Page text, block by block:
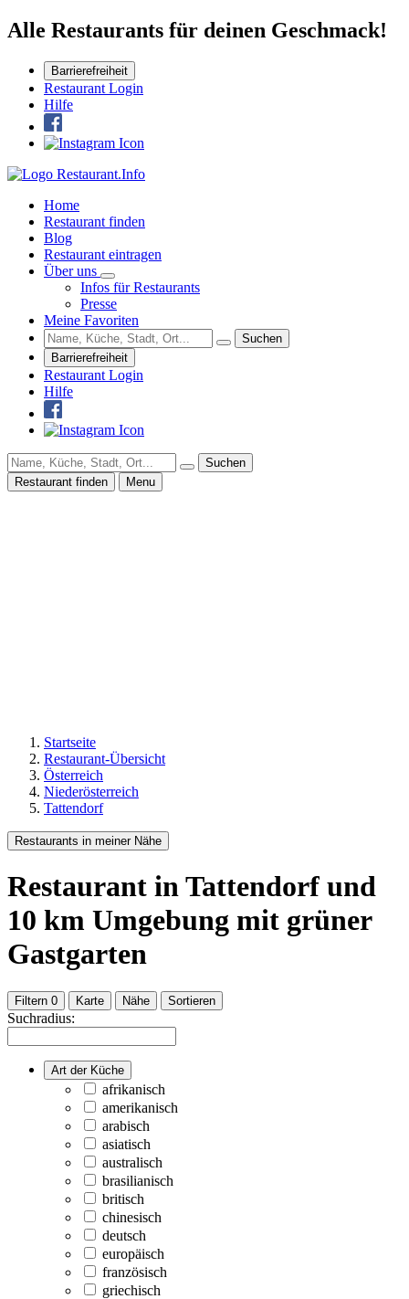
Alle Restaurants für deinen Geschmack!
Barrierefreiheit
Restaurant Login
Hilfe
Home
Restaurant finden
Blog
Restaurant eintragen
Über uns
Infos für Restaurants
Presse
Meine Favoriten
Suchen
Barrierefreiheit
Restaurant Login
Hilfe
Suchen
Restaurant finden
Menu
Startseite
Restaurant-Übersicht
Österreich
Niederösterreich
Tattendorf
Restaurants in meiner Nähe
Restaurant in Tattendorf und
10 km Umgebung mit grüner
Gastgarten
Filtern 0 Karte Nähe Sortieren
Suchradius:
Art der Küche
afrikanisch
amerikanisch
arabisch
asiatisch
australisch
brasilianisch
britisch
chinesisch
deutsch
europäisch
französisch
griechisch